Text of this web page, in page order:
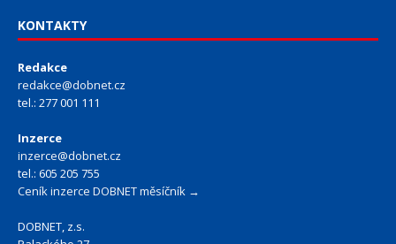
KONTAKTY
Redakce
redakce@dobnet.cz
tel.: 277 001 111
Inzerce
inzerce@dobnet.cz
tel.: 605 205 755
Ceník inzerce DOBNET měsíčník →
DOBNET, z.s.